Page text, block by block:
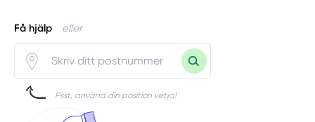
Få hjälp eller
Psst, använd din position vetja!